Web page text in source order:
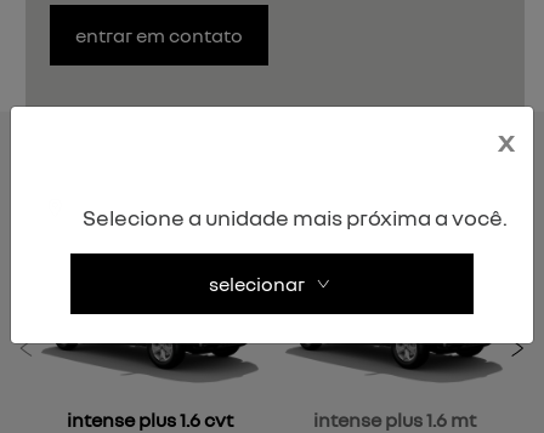
entrar em contato
intense plus 1.6 cvt intense plus 1.6 mt
Anterior
x
Selecione a unidade mais próxima a você.
selecionar